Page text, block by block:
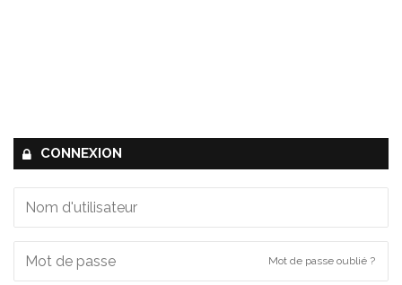
CONNEXION
Mot de passe oublié ?